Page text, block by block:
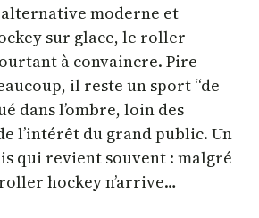
alternative moderne et
sur glace, le roller
à convaincre. Pire
il reste un sport “de
dans l’ombre, loin des
l’intérêt du grand public. Un
qui revient souvent : malgré
hockey n’arrive…